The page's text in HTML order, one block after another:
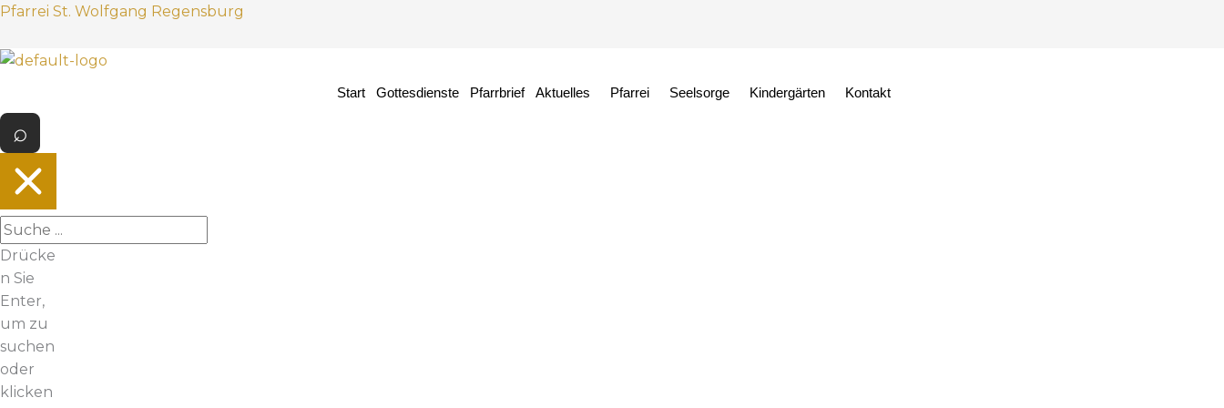
Z
m
h
a
s
p
r
n
g
e
n
Pfarrei St. Wolfgang Regensburg
Start Gottesdienste Pfarrbrief Aktuelles Pfarrei Seelsorge Kindergärten Kontakt
Drücke
n Sie
Enter,
um zu
suchen
oder
klicken